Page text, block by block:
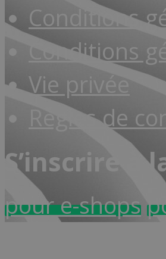
Conditions
Conditions
Vie privée
Règles de
S’inscrire à
pour e-shops